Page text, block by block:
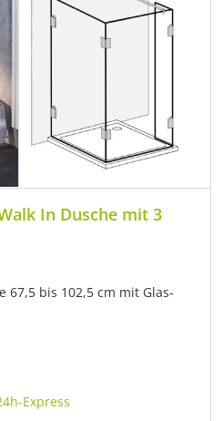
In Dusche mit 3
67,5 bis 102,5 cm mit Glas-
Express